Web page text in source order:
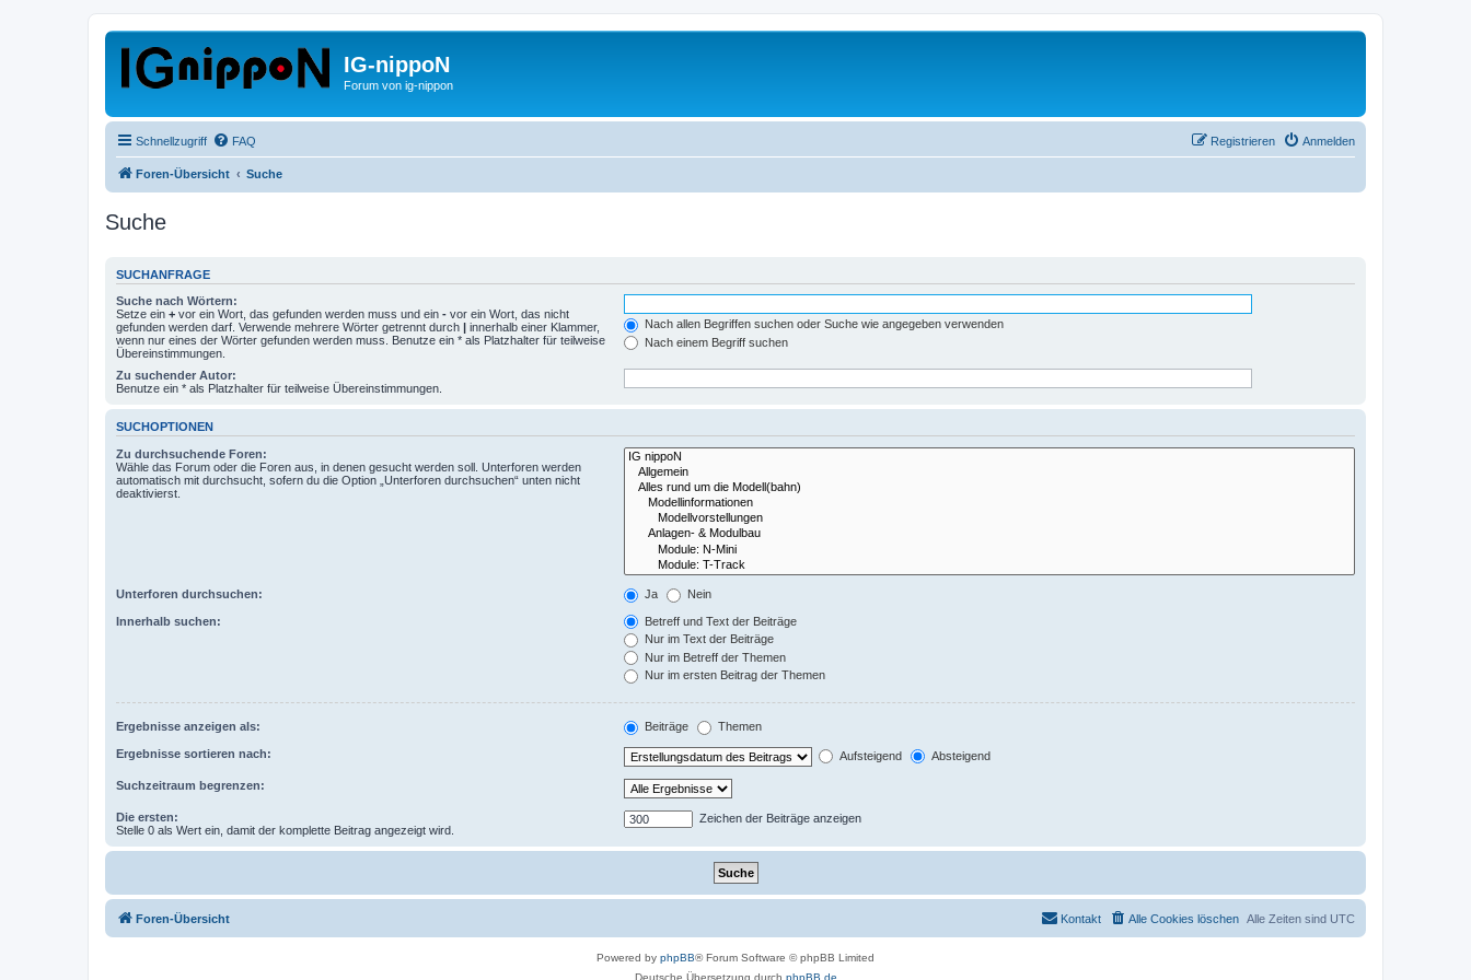
IG-nippoN
Forum von ig-nippon
Schnellzugriff FAQ Anmelden
Registrieren
Foren-Übersicht Suche
Suche
SUCHANFRAGE
Suche nach Wörtern:
Setze ein + vor ein Wort, das gefunden werden muss und ein - vor ein Wort, das nicht
gefunden werden darf. Verwende mehrere Wörter getrennt durch | innerhalb einer Klammer,
wenn nur eines der Wörter gefunden werden muss. Benutze ein * als Platzhalter für teilweise
Übereinstimmungen.
Nach allen Begriffen suchen oder Suche wie angegeben verwenden
Nach einem Begriff suchen
Zu suchender Autor:
Benutze ein * als Platzhalter für teilweise Übereinstimmungen.
SUCHOPTIONEN
Zu durchsuchende Foren:
Wähle das Forum oder die Foren aus, in denen gesucht werden soll. Unterforen werden
automatisch mit durchsucht, sofern du die Option „Unterforen durchsuchen“ unten nicht
deaktivierst.
Unterforen durchsuchen: Ja Nein
Innerhalb suchen:
Betreff und Text der Beiträge
Nur im Text der Beiträge
Nur im Betreff der Themen
Nur im ersten Beitrag der Themen
Ergebnisse anzeigen als: Beiträge Themen
Ergebnisse sortieren nach: Aufsteigend Absteigend
Suchzeitraum begrenzen:
Die ersten:
Stelle 0 als Wert ein, damit der komplette Beitrag angezeigt wird.
Zeichen der Beiträge anzeigen
Foren-Übersicht Alle Zeiten sind UTC
Alle Cookies löschen
Kontakt
Powered by phpBB® Forum Software © phpBB Limited
Deutsche Übersetzung durch phpBB.de